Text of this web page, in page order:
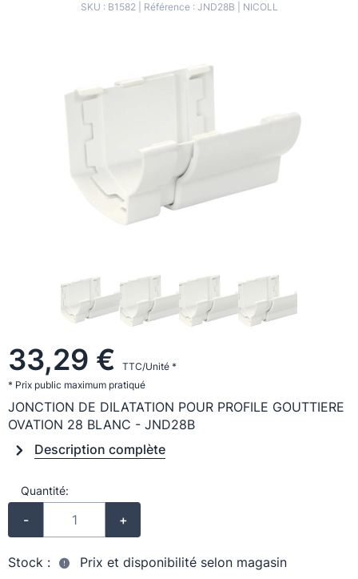
SKU : B1582| Référence : JND28B NICOLL
33,29 €
TTC/Unité *
* Prix public maximum pratiqué
JONCTION DE DILATATION POUR PROFILE GOUTTIERE
OVATION 28 BLANC - JND28B
Description complète
Quantité:
- +
Stock : Prix et disponibilité selon magasin